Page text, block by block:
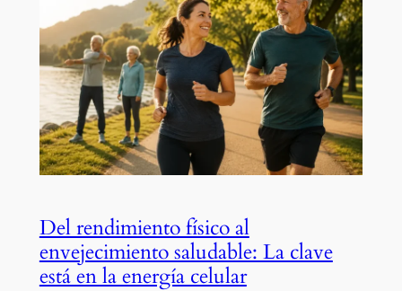
Del rendimiento físico al
envejecimiento saludable: La clave
está en la energía celular